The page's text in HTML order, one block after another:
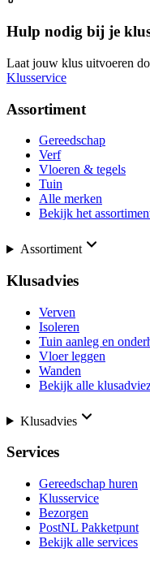
Hulp nodig bij je
Laat jouw klus uitvoeren
Klusservice
Assortiment
Gereedschap
Verf
Vloeren & tegels
Tuin
Alle merken
Bekijk het
Assortiment
Klusadvies
Verven
Isoleren
Tuin aanleg en
Vloer leggen
Wanden
Bekijk alle
Klusadvies
Services
Gereedschap huren
Klusservice
Bezorgen
PostNL Pakketpunt
Bekijk alle services